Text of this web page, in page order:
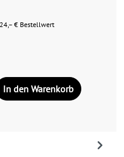
€ Bestellwert
In den Warenkorb